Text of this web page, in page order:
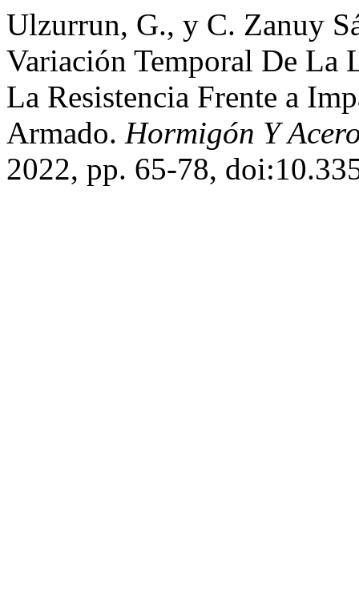
Ulzurrun, G., y C. Zanuy
Variación Temporal De La
La Resistencia Frente a
Armado. Hormigón Y
2022, pp. 65-78,